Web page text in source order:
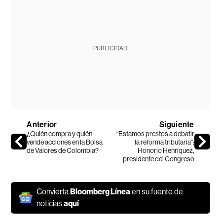
PUBLICIDAD
Anterior
¿Quién compra y quién
vende acciones en la Bolsa
de Valores de Colombia?
Siguiente
“Estamos prestos a debatir
la reforma tributaria”:
Honorio Henríquez,
presidente del Congreso
ConviertaBloomberg Línea en su fuente de
noticiasaquí